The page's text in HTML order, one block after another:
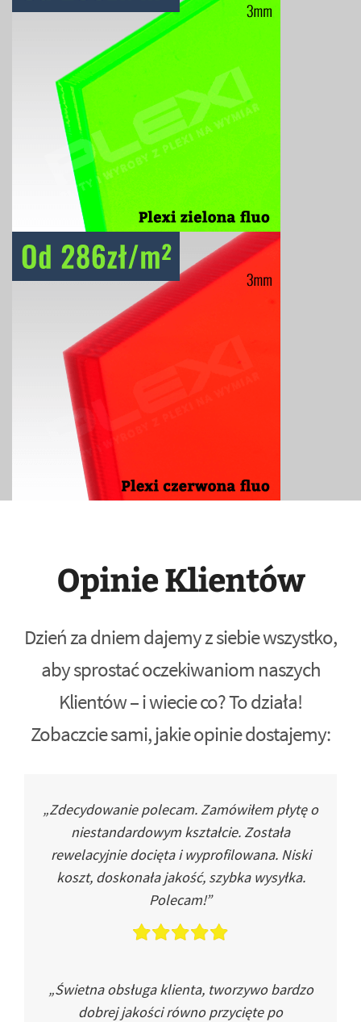
Opinie Klientów
Dzień za dniem dajemy z siebie wszystko,
aby sprostać oczekiwaniom naszych
Klientów – i wiecie co? To działa!
Zobaczcie sami, jakie opinie dostajemy:
„Zdecydowanie polecam. Zamówiłem płytę o
niestandardowym kształcie. Została
rewelacyjnie docięta i wyprofilowana. Niski
koszt, doskonała jakość, szybka wysyłka.
Polecam!”
„Świetna obsługa klienta, tworzywo bardzo
dobrej jakości równo przycięte po